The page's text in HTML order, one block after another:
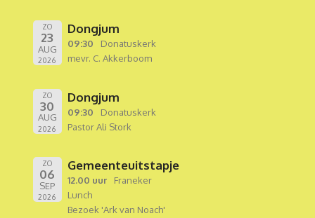
ZO
23
AUG
2026
Dongjum
09:30
Donatuskerk
mevr. C. Akkerboom
ZO
30
AUG
2026
Dongjum
09:30
Donatuskerk
Pastor Ali Stork
ZO
06
SEP
2026
Gemeenteuitstapje
12.00 uur
Franeker
Lunch
Bezoek 'Ark van Noach'